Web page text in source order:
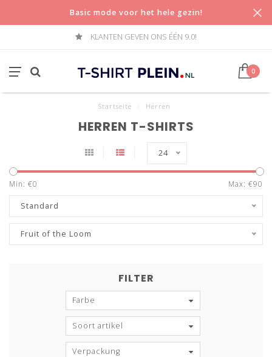
Basic mode voor het hele gezin!
KLANTEN GEVEN ONS ÉÉN 9.0!
0
Startseite Herren
HERREN T-SHIRTS
24
Min: €0 Max: €90
Standard
Fruit of the Loom
FILTER
Farbe
Soort artikel
Verpackung